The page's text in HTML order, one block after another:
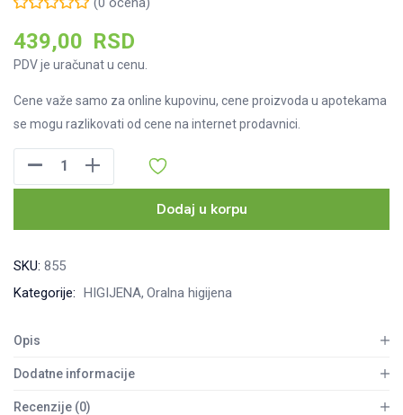
439,00 RSD
PDV je uračunat u cenu.
Cene važe samo za online kupovinu, cene proizvoda u apotekama
se mogu razlikovati od cene na internet prodavnici.
gel
desni
Dodaj u korpu
SKU: 855
Kategorije: HIGIJENA Oralna higijena
Opis
Dodatne informacije
Recenzije (0)